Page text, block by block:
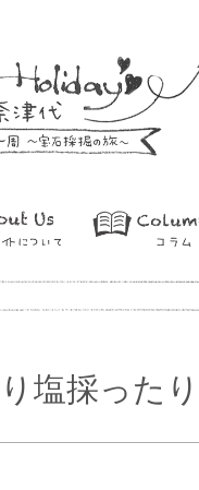
塩採ったり